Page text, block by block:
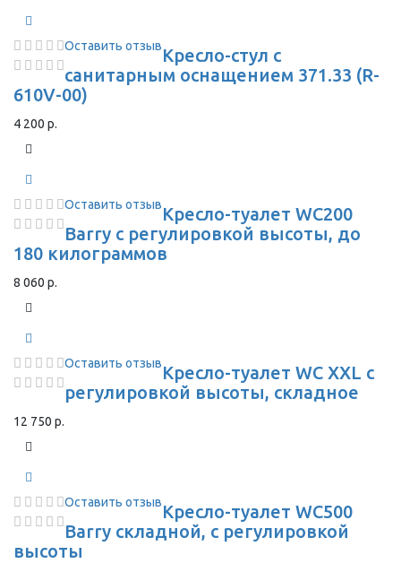
Оставить отзывКресло-стул с
санитарным оснащением 371.33 (R-
610V-00)
4 200 р.
Оставить отзывКресло-туалет WC200
Barry с регулировкой высоты, до
180 килограммов
8 060 р.
Оставить отзывКресло-туалет WC XXL с
регулировкой высоты, складное
12 750 р.
Оставить отзывКресло-туалет WC500
Barry складной, с регулировкой
высоты